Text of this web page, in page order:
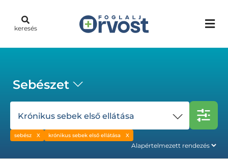
keresés
Sebészet
Krónikus sebek első ellátása
sebész krónikus sebek első ellátása